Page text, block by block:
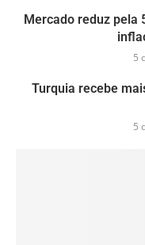
Mercado reduz pela
5
Turquia recebe
5